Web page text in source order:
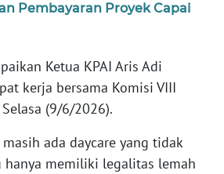
Pembayaran Proyek Capai
Ketua KPAI Aris Adi
kerja bersama Komisi VIII
(9/6/2026).
ada daycare yang tidak
memiliki legalitas lemah